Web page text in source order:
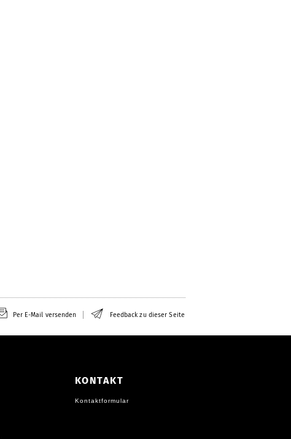
Per E-Mail versenden Feedback zu dieser Seite
KONTAKT
Kontaktformular